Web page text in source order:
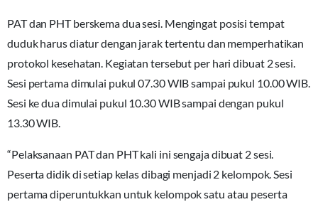
PAT dan PHT berskema dua sesi. Mengingat posisi tempat
duduk harus diatur dengan jarak tertentu dan memperhatikan
protokol kesehatan. Kegiatan tersebut per hari dibuat 2 sesi.
Sesi pertama dimulai pukul 07.30 WIB sampai pukul 10.00 WIB.
Sesi ke dua dimulai pukul 10.30 WIB sampai dengan pukul
13.30 WIB.
“Pelaksanaan PAT dan PHT kali ini sengaja dibuat 2 sesi.
Peserta didik di setiap kelas dibagi menjadi 2 kelompok. Sesi
pertama diperuntukkan untuk kelompok satu atau peserta